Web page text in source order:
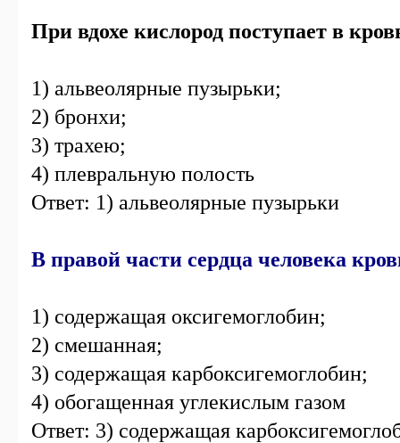
При вдохе кислород поступает в
1) альвеолярные пузырьки;
2) бронхи;
3) трахею;
4) плевральную полость
Ответ: 1) альвеолярные пузырьки
В правой части сердца человека
1) содержащая оксигемоглобин;
2) смешанная;
3) содержащая карбоксигемоглобин;
4) обогащенная углекислым газом
Ответ: 3) содержащая